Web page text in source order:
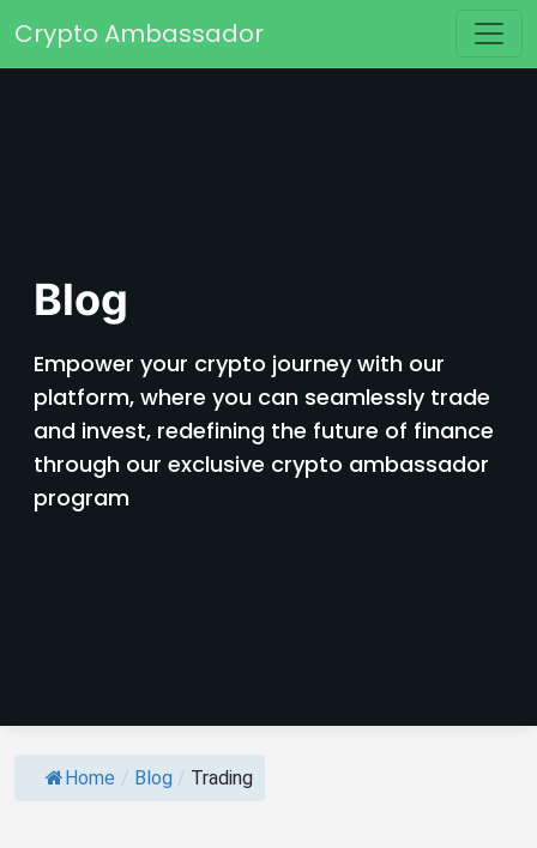
Main Navigation
Crypto Ambassador
Blog
Empower your crypto journey with our
platform, where you can seamlessly trade
and invest, redefining the future of finance
through our exclusive crypto ambassador
program
Home / Blog / Trading